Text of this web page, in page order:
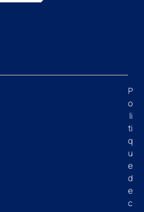
P
o
li
ti
q
u
e
d
e
c